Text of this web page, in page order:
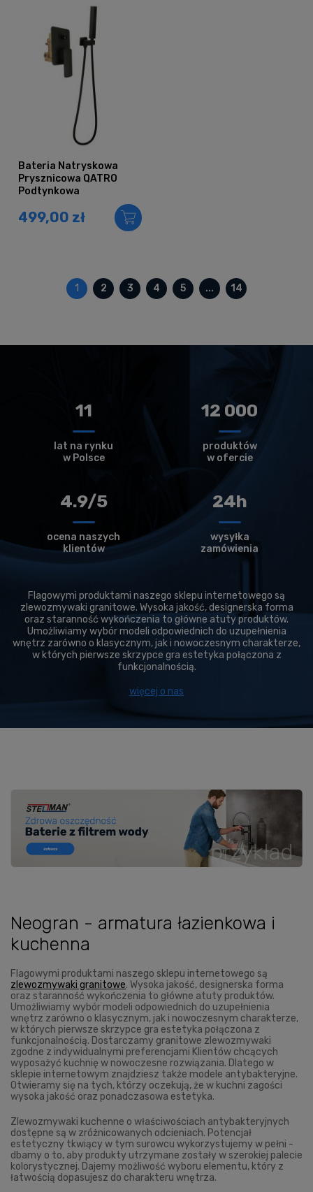
Bateria Natryskowa
Prysznicowa QATRO
Podtynkowa
Deszczownica CZARNA
499,00 zł
1 2 3 4 5 ... 14
11
lat na rynku
w Polsce
12 000
produktów
w ofercie
4.9/5
ocena naszych
klientów
24h
wysyłka
zamówienia
Flagowymi produktami naszego sklepu internetowego są
zlewozmywaki granitowe. Wysoka jakość, designerska forma
oraz staranność wykończenia to główne atuty produktów.
Umożliwiamy wybór modeli odpowiednich do uzupełnienia
wnętrz zarówno o klasycznym, jak i nowoczesnym charakterze,
w których pierwsze skrzypce gra estetyka połączona z
funkcjonalnością.
więcej o nas
Neogran - armatura łazienkowa i
kuchenna
Flagowymi produktami naszego sklepu internetowego są
zlewozmywaki granitowe. Wysoka jakość, designerska forma
oraz staranność wykończenia to główne atuty produktów.
Umożliwiamy wybór modeli odpowiednich do uzupełnienia
wnętrz zarówno o klasycznym, jak i nowoczesnym charakterze,
w których pierwsze skrzypce gra estetyka połączona z
funkcjonalnością. Dostarczamy granitowe zlewozmywaki
zgodne z indywidualnymi preferencjami Klientów chcących
wyposażyć kuchnię w nowoczesne rozwiązania. Dlatego w
sklepie internetowym znajdziesz także modele antybakteryjne.
Otwieramy się na tych, którzy oczekują, że w kuchni zagości
wysoka jakość oraz ponadczasowa estetyka.
Zlewozmywaki kuchenne o właściwościach antybakteryjnych
dostępne są w zróżnicowanych odcieniach. Potencjał
estetyczny tkwiący w tym surowcu wykorzystujemy w pełni -
dbamy o to, aby produkty utrzymane zostały w szerokiej palecie
kolorystycznej. Dajemy możliwość wyboru elementu, który z
łatwością dopasujesz do charakteru wnętrza.